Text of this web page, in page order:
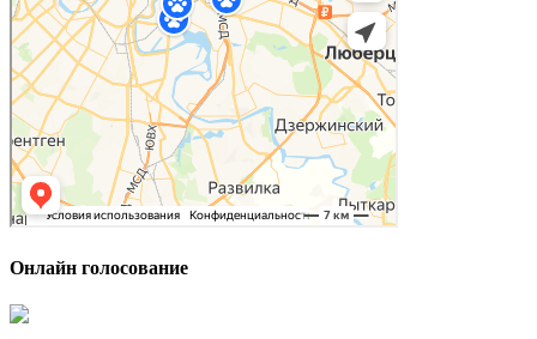
Онлайн голосование